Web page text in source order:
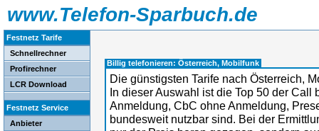
www.Telefon-Sparbuch.de
Festnetz Tarife
Schnellrechner
Profirechner
LCR Download
Festnetz Service
Anbieter
Billig telefonieren: Österreich, Mobilfunk
Die günstigsten Tarife nach Österreich,
In dieser Auswahl ist die Top 50 der Call
Anmeldung, CbC ohne Anmeldung,
bundesweit nutzbar sind. Bei der